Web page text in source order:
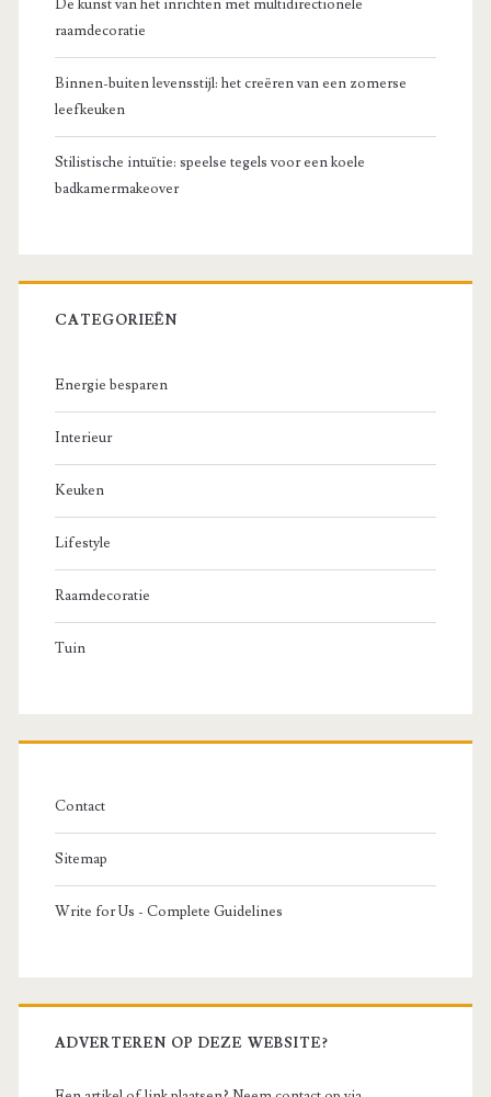
De kunst van het inrichten met multidirectionele
raamdecoratie
Binnen-buiten levensstijl: het creëren van een zomerse
leefkeuken
Stilistische intuïtie: speelse tegels voor een koele
badkamermakeover
CATEGORIEËN
Energie besparen
Interieur
Keuken
Lifestyle
Raamdecoratie
Tuin
Contact
Sitemap
Write for Us - Complete Guidelines
ADVERTEREN OP DEZE WEBSITE?